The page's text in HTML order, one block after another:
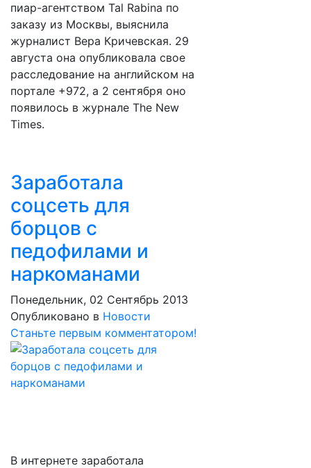
пиар-агентством Tal Rabina по
заказу из Москвы, выяснила
журналист Вера Кричевская. 29
августа она опубликовала свое
расследование на английском на
портале +972, а 2 сентября оно
появилось в журнале The New
Times.
Заработала
соцсеть для
борцов с
педофилами и
наркоманами
Понедельник, 02 Сентябрь 2013
Опубликовано в Новости
Станьте первым комментатором!
В интернете заработала